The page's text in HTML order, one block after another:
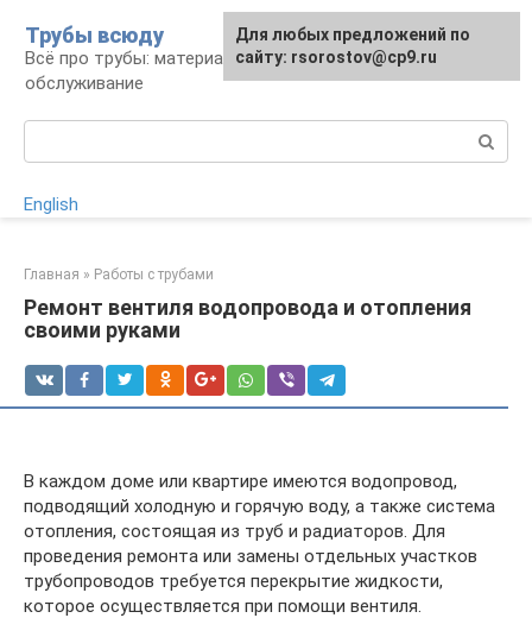
контенту
Трубы всюду
Всё про трубы: материалы, монтаж и
обслуживание
English
Главная » Работы с трубами
Ремонт вентиля водопровода и отопления
своими руками
В каждом доме или квартире имеются водопровод,
подводящий холодную и горячую воду, а также система
отопления, состоящая из труб и радиаторов. Для
проведения ремонта или замены отдельных участков
трубопроводов требуется перекрытие жидкости,
которое осуществляется при помощи вентиля.
Для любых предложений по
сайту: rsorostov@cp9.ru